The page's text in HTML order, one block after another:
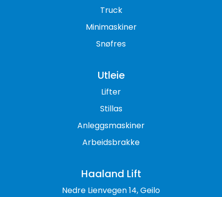
Truck
Minimaskiner
Snøfres
Utleie
Lifter
Stillas
Anleggsmaskiner
Arbeidsbrakke
Haaland Lift
Nedre Lienvegen 14, Geilo